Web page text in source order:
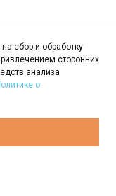
понимающим
сбор и обработку
сторонних
анализа
о